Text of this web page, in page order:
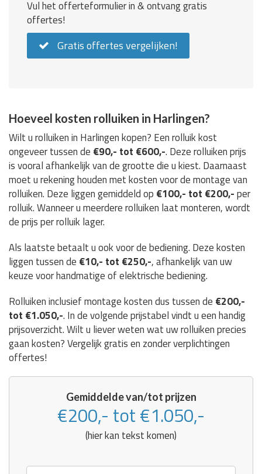
Vul het offerteformulier in & ontvang gratis
offertes!
Gratis offertes vergelijken!
Hoeveel kosten rolluiken in Harlingen?
Wilt u rolluiken in Harlingen kopen? Een rolluik kost
ongeveer tussen de €90,- tot €600,-. Deze rolluiken prijs
is vooral afhankelijk van de grootte die u kiest. Daarnaast
moet u rekening houden met kosten voor de montage van
rolluiken. Deze liggen gemiddeld op €100,- tot €200,-per
rolluik. Wanneer u meerdere rolluiken laat monteren, wordt
de prijs per rolluik lager.
Als laatste betaalt u ook voor de bediening. Deze kosten
liggen tussen de €10,- tot €250,-, afhankelijk van uw
keuze voor handmatige of elektrische bediening.
Rolluiken inclusief montage kosten dus tussen de €200,-
tot €1.050,-. In de volgende prijstabel vindt u een handig
prijsoverzicht. Wilt u liever weten wat uw rolluiken precies
gaan kosten? Vergelijk gratis en zonder verplichtingen
offertes!
Gemiddelde van/tot prijzen
€200,- tot €1.050,-
(hier kan tekst komen)